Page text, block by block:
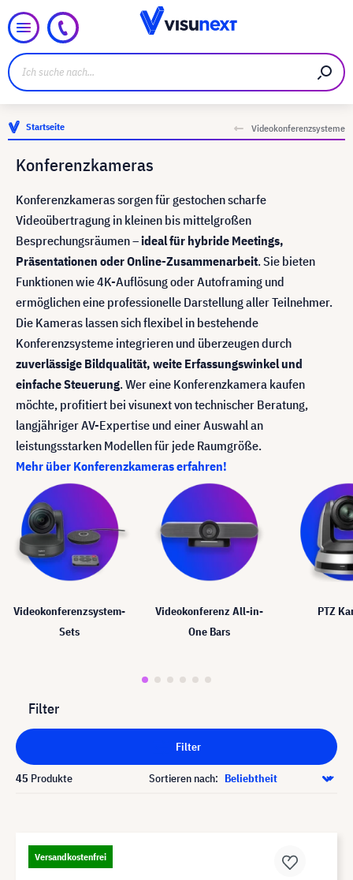
Startseite Videokonferenzsysteme
Konferenzkameras
Konferenzkameras sorgen für gestochen scharfe
Videoübertragung in kleinen bis mittelgroßen
Besprechungsräumen –ideal für hybride Meetings,
Präsentationen oder Online-Zusammenarbeit. Sie bieten
Funktionen wie 4K-Auflösung oder Autoframing und
ermöglichen eine professionelle Darstellung aller Teilnehmer.
Die Kameras lassen sich flexibel in bestehende
Konferenzsysteme integrieren und überzeugen durch
zuverlässige Bildqualität, weite Erfassungswinkel und
einfache Steuerung. Wer eine Konferenzkamera kaufen
möchte, profitiert bei visunext von technischer Beratung,
langjähriger AV-Expertise und einer Auswahl an
leistungsstarken Modellen für jede Raumgröße.
Mehr über Konferenzkameras erfahren!
Videokonferenzsystem-
Sets
Videokonferenz All-in-
One Bars
PTZ
Filter
Filter
45 Produkte Sortieren nach:
Versandkostenfrei